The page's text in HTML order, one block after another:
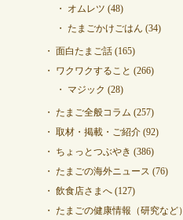
オムレツ (48)
たまごかけごはん (34)
面白たまご話(165)
ワクワクすること (266)
マジック (28)
たまご全般コラム (257)
取材・掲載・ご紹介(92)
ちょっとつぶやき (386)
たまごの海外ニュース (76)
飲食店さまへ(127)
たまごの健康情報（研究など）